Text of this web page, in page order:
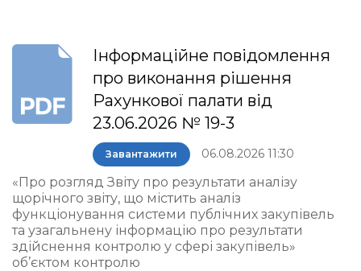
Інформаційне повідомлення
про виконання рішення
Рахункової палати від
23.06.2026 № 19-3
Завантажити 06.08.2026 11:30
«Про розгляд Звіту про результати аналізу
щорічного звіту, що містить аналіз
функціонування системи публічних закупівель
та узагальнену інформацію про результати
здійснення контролю у сфері закупівель»
об’єктом контролю